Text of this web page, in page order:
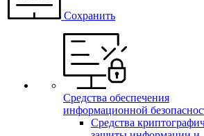
Сохранить
Средства обеспечения
информационной
Средства